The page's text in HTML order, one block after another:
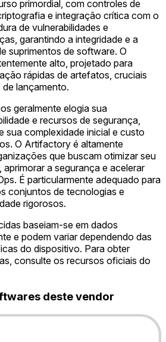
primordial, com controles de
e integração crítica com o
de vulnerabilidades e
garantindo a integridade e a
suprimentos de software. O
alto, projetado para
rápidas de artefatos, cruciais
lançamento.
geralmente elogia sua
e recursos de segurança,
sua complexidade inicial e custo
O Artifactory é altamente
que buscam otimizar seu
a segurança e acelerar
É particularmente adequado para
conjuntos de tecnologias e
rigorosos.
baseiam-se em dados
e podem variar dependendo das
do dispositivo. Para obter
consulte os recursos oficiais do
deste vendor